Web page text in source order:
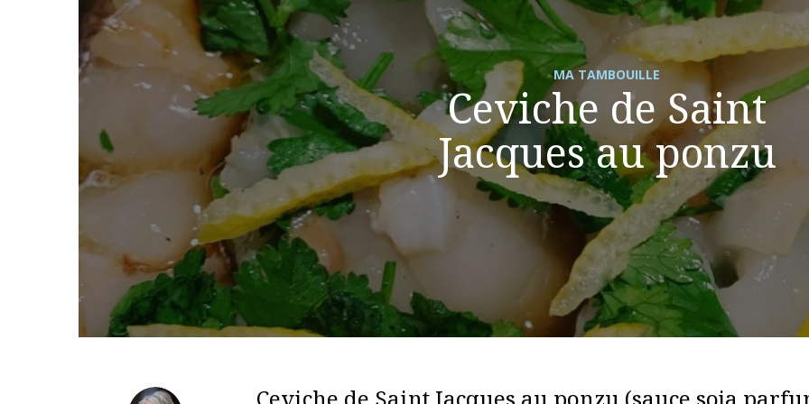
MA TAMBOUILLE
Ceviche de Saint
Jacques au ponzu